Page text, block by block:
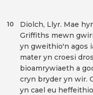
Diolch, Llyr. Mae
Griffiths mewn
yn gweithio'n agos
mater yn croesi
bioamrywiaeth a
cryn bryder yn wir.
yn cael eu
10